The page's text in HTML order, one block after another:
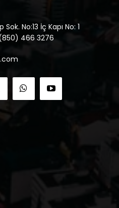
No:13 İç Kapı No: 1
466 3276